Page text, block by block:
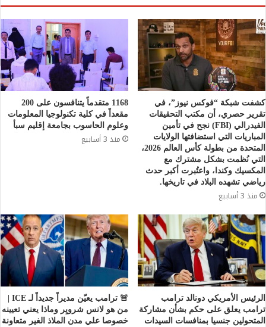
كشفت شبكة “فوكس نيوز”، في
تقرير حصري، أن مكتب التحقيقات
الفيدرالي (FBI) نجح في تأمين
المباريات التي استضافتها الولايات
المتحدة من بطولة كأس العالم 2026،
التي نُظمت بشكل مشترك مع
المكسيك وكندا، واعتُبرت أكبر حدث
رياضي تشهده البلاد في تاريخها.
منذ 3 أسابيع
1168 متقدماً يتنافسون على 200
مقعداً في كلية تكنولوجيا المعلومات
وعلوم الحاسوب بجامعة إقليم سبأ
منذ 3 أسابيع
الرئيس الأمريكي دونالد ترامب
ترامب يعلق على حكم بشأن مشاركة
المتحولين جنسيا بمنافسات السيدات
من هو لانس شرويِر وماذا يعني تعيينه
خصوصا علي مدن الملاذ الغير متعاونة